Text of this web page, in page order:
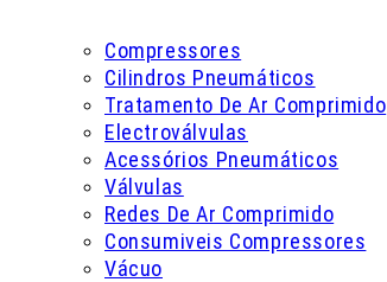
Compressores
Cilindros Pneumáticos
Tratamento De Ar Comprimido
Electroválvulas
Acessórios Pneumáticos
Válvulas
Redes De Ar Comprimido
Consumiveis Compressores
Vácuo